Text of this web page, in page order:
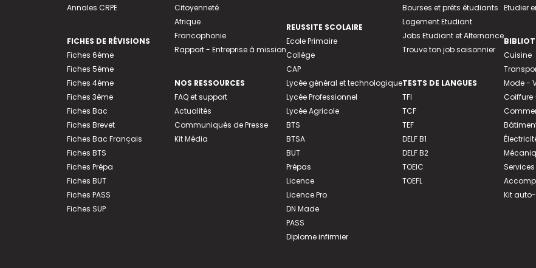
Annales CRPE
FICHES DE RÉVISIONS
Fiches 6ème
Fiches 5ème
Fiches 4ème
Fiches 3ème
Fiches Bac
Fiches Brevet
Fiches Bac Français
Fiches BTS
Fiches Prépa
Fiches BUT
Fiches PASS
Fiches SUP
Citoyenneté
Afrique
Francophonie
Rapport - Entreprise à mission
NOS RESSOURCES
FAQ et support
Actualités
Communiqués de Presse
Kit Média
REUSSITE SCOLAIRE
Ecole Primaire
Collège
CAP
Lycée général et technologique
Lycée Professionnel
Lycée Agricole
BTS
BTSA
BUT
Prépas
Licence
Licence Pro
DN Made
PASS
Diplome infirmier
Bourses et prêts étudiants
Logement Etudiant
Jobs Etudiant et Alternance
Trouve ton job saisonnier
TESTS DE LANGUES
TFI
TCF
TEF
DELF B1
DELF B2
TOEIC
TOEFL
Etudier
Cuisine
Mode -
Coiffure
Kit